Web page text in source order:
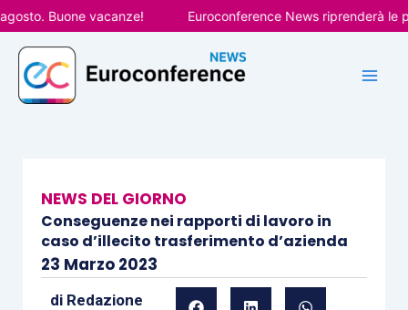
Vai
al
contenuto
Buone vacanze! Euroconference News riprenderà le
NEWS DEL GIORNO
Conseguenze nei rapporti di lavoro in
caso d’illecito trasferimento d’azienda
23 Marzo 2023
di Redazione